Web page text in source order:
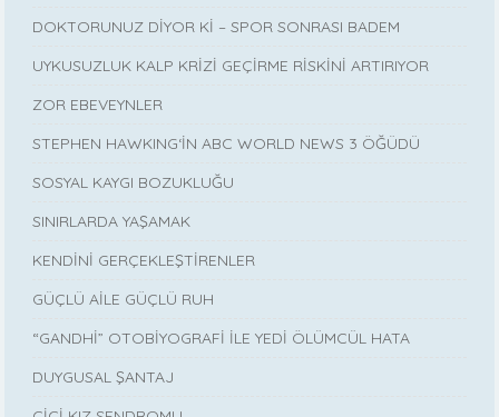
DOKTORUNUZ DİYOR Kİ – SPOR SONRASI BADEM
UYKUSUZLUK KALP KRİZİ GEÇİRME RİSKİNİ ARTIRIYOR
ZOR EBEVEYNLER
STEPHEN HAWKING‘İN ABC WORLD NEWS 3 ÖĞÜDÜ
SOSYAL KAYGI BOZUKLUĞU
SINIRLARDA YAŞAMAK
KENDİNİ GERÇEKLEŞTİRENLER
GÜÇLÜ AİLE GÜÇLÜ RUH
“GANDHİ” OTOBİYOGRAFİ İLE YEDİ ÖLÜMCÜL HATA
DUYGUSAL ŞANTAJ